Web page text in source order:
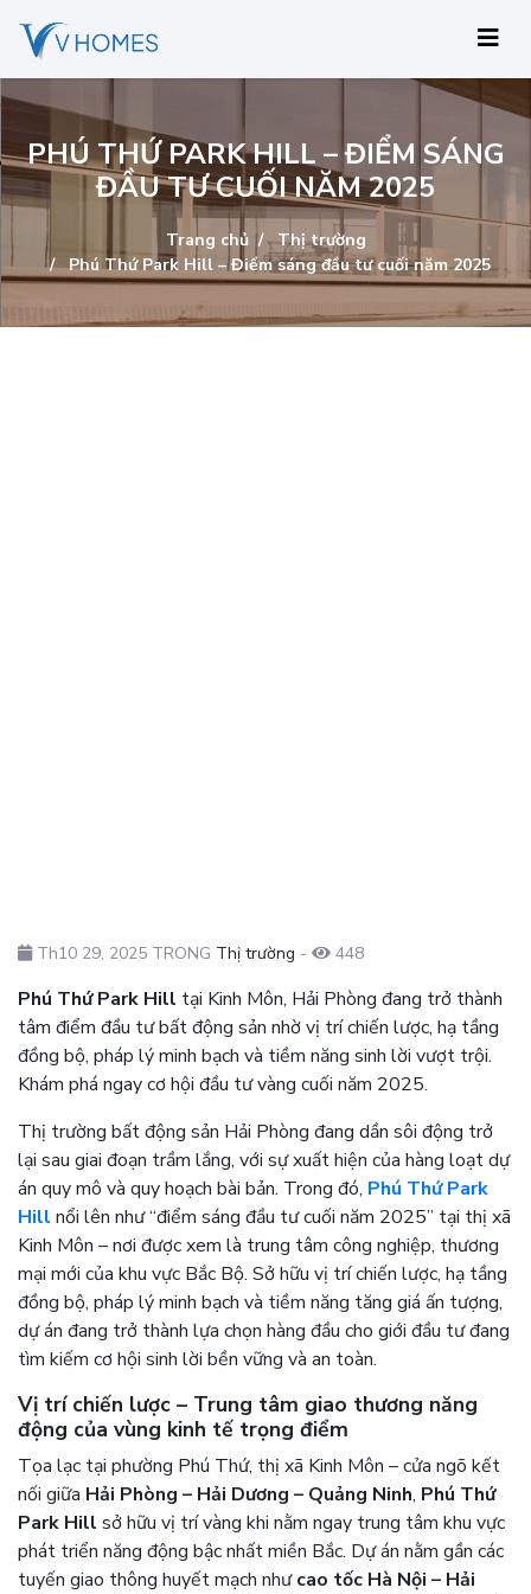
PHÚ THỨ PARK HILL – ĐIỂM SÁNG
ĐẦU TƯ CUỐI NĂM 2025
Trang chủ
Thị trường
Phú Thứ Park Hill – Điểm sáng đầu tư cuối năm 2025
Th10 29, 2025 TRONG Thị trường - 448
Phú Thứ Park Hill tại Kinh Môn, Hải Phòng đang trở thành
tâm điểm đầu tư bất động sản nhờ vị trí chiến lược, hạ tầng
đồng bộ, pháp lý minh bạch và tiềm năng sinh lời vượt trội.
Khám phá ngay cơ hội đầu tư vàng cuối năm 2025.
Thị trường bất động sản Hải Phòng đang dần sôi động trở
lại sau giai đoạn trầm lắng, với sự xuất hiện của hàng loạt dự
án quy mô và quy hoạch bài bản. Trong đó, Phú Thứ Park
Hill nổi lên như “điểm sáng đầu tư cuối năm 2025” tại thị xã
Kinh Môn – nơi được xem là trung tâm công nghiệp, thương
mại mới của khu vực Bắc Bộ. Sở hữu vị trí chiến lược, hạ tầng
đồng bộ, pháp lý minh bạch và tiềm năng tăng giá ấn tượng,
dự án đang trở thành lựa chọn hàng đầu cho giới đầu tư đang
tìm kiếm cơ hội sinh lời bền vững và an toàn.
Vị trí chiến lược – Trung tâm giao thương năng
động của vùng kinh tế trọng điểm
Tọa lạc tại phường Phú Thứ, thị xã Kinh Môn – cửa ngõ kết
nối giữa Hải Phòng – Hải Dương – Quảng Ninh, Phú Thứ
Park Hill sở hữu vị trí vàng khi nằm ngay trung tâm khu vực
phát triển năng động bậc nhất miền Bắc. Dự án nằm gần các
tuyến giao thông huyết mạch nhưcao tốc Hà Nội – Hải